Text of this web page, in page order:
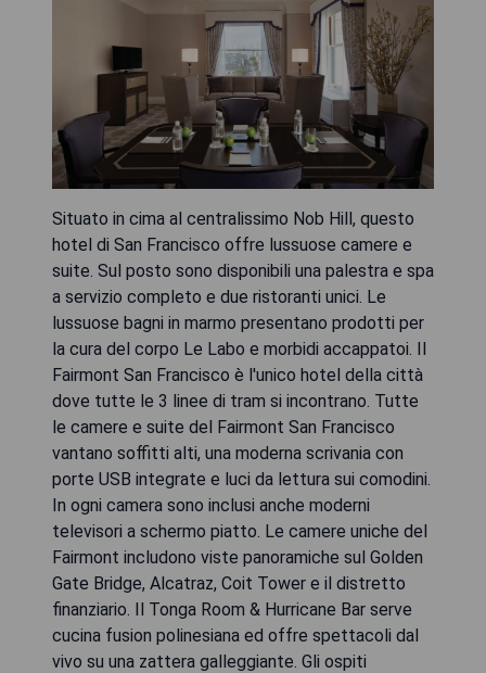
Situato in cima al centralissimo Nob Hill, questo
hotel di San Francisco offre lussuose camere e
suite. Sul posto sono disponibili una palestra e spa
a servizio completo e due ristoranti unici. Le
lussuose bagni in marmo presentano prodotti per
la cura del corpo Le Labo e morbidi accappatoi. Il
Fairmont San Francisco è l'unico hotel della città
dove tutte le 3 linee di tram si incontrano. Tutte
le camere e suite del Fairmont San Francisco
vantano soffitti alti, una moderna scrivania con
porte USB integrate e luci da lettura sui comodini.
In ogni camera sono inclusi anche moderni
televisori a schermo piatto. Le camere uniche del
Fairmont includono viste panoramiche sul Golden
Gate Bridge, Alcatraz, Coit Tower e il distretto
finanziario. Il Tonga Room & Hurricane Bar serve
cucina fusion polinesiana ed offre spettacoli dal
vivo su una zattera galleggiante. Gli ospiti